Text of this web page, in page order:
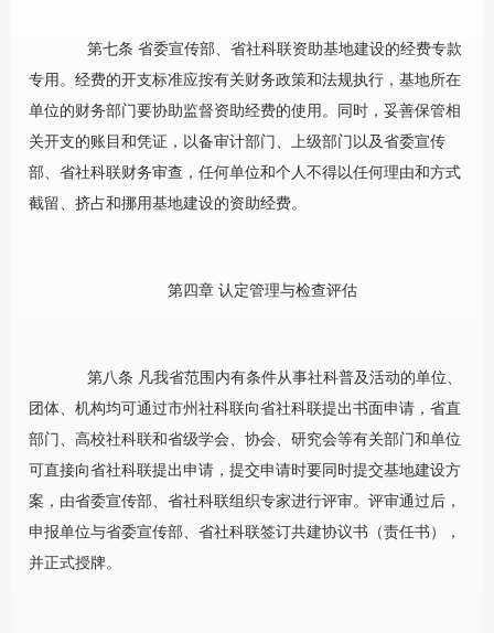
第七条 省委宣传部、省社科联资助基地建设的经费专款
专用。经费的开支标准应按有关财务政策和法规执行，基地所在
单位的财务部门要协助监督资助经费的使用。同时，妥善保管相
关开支的账目和凭证，以备审计部门、上级部门以及省委宣传
部、省社科联财务审查，任何单位和个人不得以任何理由和方式
截留、挤占和挪用基地建设的资助经费。
第四章 认定管理与检查评估
第八条 凡我省范围内有条件从事社科普及活动的单位、
团体、机构均可通过市州社科联向省社科联提出书面申请，省直
部门、高校社科联和省级学会、协会、研究会等有关部门和单位
可直接向省社科联提出申请，提交申请时要同时提交基地建设方
案，由省委宣传部、省社科联组织专家进行评审。评审通过后，
申报单位与省委宣传部、省社科联签订共建协议书（责任书），
并正式授牌。